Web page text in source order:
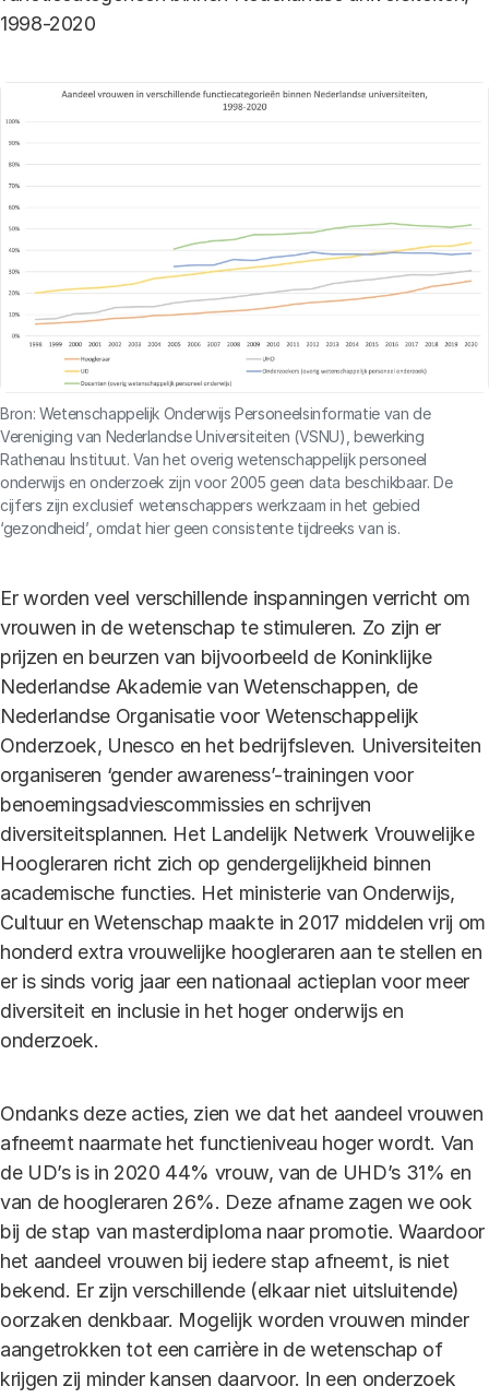
1998-2020
Bron: Wetenschappelijk Onderwijs Personeelsinformatie van de
Vereniging van Nederlandse Universiteiten (VSNU), bewerking
Rathenau Instituut. Van het overig wetenschappelijk personeel
onderwijs en onderzoek zijn voor 2005 geen data beschikbaar. De
cijfers zijn exclusief wetenschappers werkzaam in het gebied
‘gezondheid’, omdat hier geen consistente tijdreeks van is.
Er worden veel verschillende inspanningen verricht om
vrouwen in de wetenschap te stimuleren. Zo zijn er
prijzen en beurzen van bijvoorbeeld de Koninklijke
Nederlandse Akademie van Wetenschappen, de
Nederlandse Organisatie voor Wetenschappelijk
Onderzoek, Unesco en het bedrijfsleven. Universiteiten
organiseren ‘gender awareness’-trainingen voor
benoemingsadviescommissies en schrijven
diversiteitsplannen. Het Landelijk Netwerk Vrouwelijke
Hoogleraren richt zich op gendergelijkheid binnen
academische functies. Het ministerie van Onderwijs,
Cultuur en Wetenschap maakte in 2017 middelen vrij om
honderd extra vrouwelijke hoogleraren aan te stellen en
er is sinds vorig jaar een nationaal actieplan voor meer
diversiteit en inclusie in het hoger onderwijs en
onderzoek.
Ondanks deze acties, zien we dat het aandeel vrouwen
afneemt naarmate het functieniveau hoger wordt. Van
de UD’s is in 2020 44% vrouw, van de UHD’s 31% en
van de hoogleraren 26%. Deze afname zagen we ook
bij de stap van masterdiploma naar promotie. Waardoor
het aandeel vrouwen bij iedere stap afneemt, is niet
bekend. Er zijn verschillende (elkaar niet uitsluitende)
oorzaken denkbaar. Mogelijk worden vrouwen minder
aangetrokken tot een carrière in de wetenschap of
krijgen zij minder kansen daarvoor. In een onderzoek